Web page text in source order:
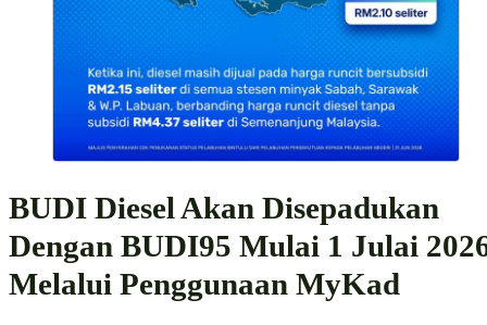
BUDI Diesel Akan Disepadukan
Dengan BUDI95 Mulai 1 Julai
Melalui Penggunaan MyKad
Kami kongsikan tarikh-tarikh penting sebelum pelaksanaan penuh
1 Julai 2026.
22 Jun 2026 :Semak dan mohon kelayakan tambahan melalui
laman rasmi
atau ke kaunter LHDN.
27 Jun 2026 :Akses awal untuk rakyat di Semenanjung